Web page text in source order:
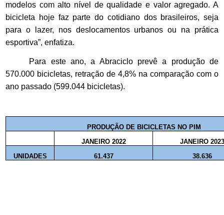
modelos com alto nível de qualidade e valor agregado. A
bicicleta hoje faz parte do cotidiano dos brasileiros, seja
para o lazer, nos deslocamentos urbanos ou na prática
esportiva”, enfatiza.
Para este ano, a Abraciclo prevê a produção de
570.000 bicicletas, retração de 4,8% na comparação com o
ano passado (599.044 bicicletas).
PRODUÇÃO DE BICICLETAS NO PIM
JANEIRO 2022
JANEIRO 2023
UNIDADES
61.437 38.636